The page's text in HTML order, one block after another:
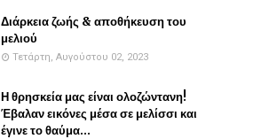
Διάρκεια ζωής & αποθήκευση του
μελιού
Τετάρτη, Αυγούστου 02, 2023
Η θρησκεία μας είναι ολοζώντανη!
Έβαλαν εικόνες μέσα σε μελίσσι και
έγινε το θαύμα...